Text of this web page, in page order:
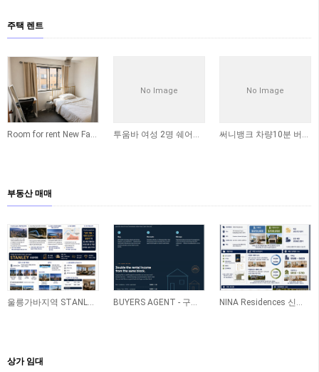
주택 렌트
Room for rent New Farm
No Image
투움바 여성 2명 쉐어룸 구해요
No Image
써니뱅크 차량10분 버스12분 칼럼베일 쉐어생구합니다
부동산 매매
울릉가바지역 STANLEY 신축아파트 BUYERS AGENT - 구매 - 레노베이션 - 렌트관리 ONE STOP SERVICE NINA Residences 신축 프로젝트(Caboolture)
상가 임대